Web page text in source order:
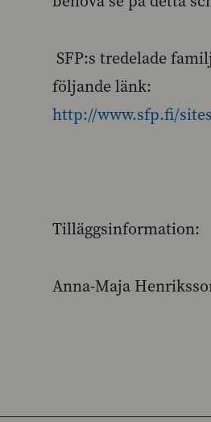
SFP:s tredelade
följande länk:
http://www.sfp.fi/
Tilläggsinformation:
Anna-Maja